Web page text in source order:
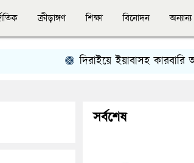
ক্রীড়াঙ্গণ শিক্ষা বিনোদন অন্যান্য
দিরাইয়ে ইয়াবাসহ কারবারি আটক
সর্বশেষ